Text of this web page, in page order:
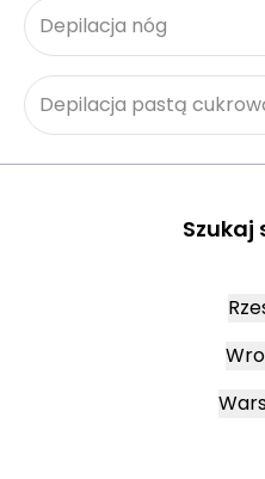
Depilacja nóg
Depilacja pastą
Szukaj